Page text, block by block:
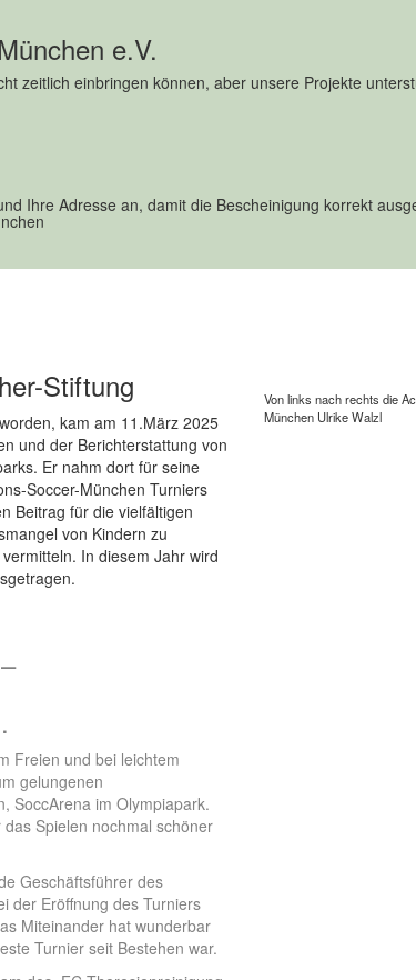
auch Werte wie
Aktionen wie „Beweg Dich
e.V.
zeitlich einbringen können, aber unsere Projekte
Ihre Adresse an, damit die Bescheinigung korrekt
Stiftung
kam am 11.März 2025
und der Berichterstattung von
Er nahm dort für seine
Soccer-München Turniers
Beitrag für die vielfältigen
von Kindern zu
In diesem Jahr wird
Von links nach rechts die
München Ulrike Walzl
Freien und bei leichtem
gelungenen
SoccArena im Olympiapark.
Spielen nochmal schöner
Geschäftsführer des
der Eröffnung des Turniers
Miteinander hat wunderbar
Turnier seit Bestehen war.